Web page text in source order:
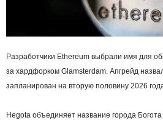
Разработчики Ethereum выбрали имя для
за хардфорком Glamsterdam. Апгрейд
запланирован на вторую половину 2026
Hegota объединяет название города